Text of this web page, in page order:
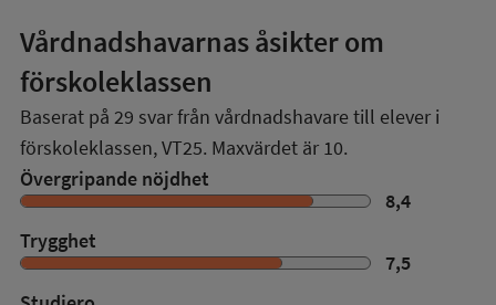
Vårdnadshavarnas åsikter om
förskoleklassen
Baserat på 29 svar från vårdnadshavare till elever i
förskoleklassen,VT25. Maxvärdet är 10.
Övergripande nöjdhet
8,4
Trygghet
7,5